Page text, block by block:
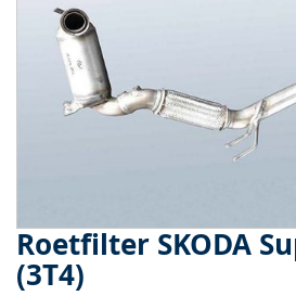
Roetfilter SKODA
(3T4)
afbeeldingen-
Ga
naar
het